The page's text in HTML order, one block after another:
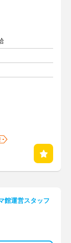
館運営スタッフ